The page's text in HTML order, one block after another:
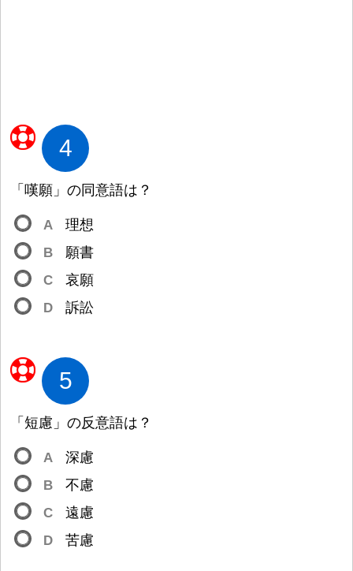
4
「 嘆願 」の同 意語は ？
A 理想
B
願書
C
哀願
D
訴訟
5
「 短慮 」の反意語は ？
A 深慮
B
不慮
C
遠慮
D
苦慮